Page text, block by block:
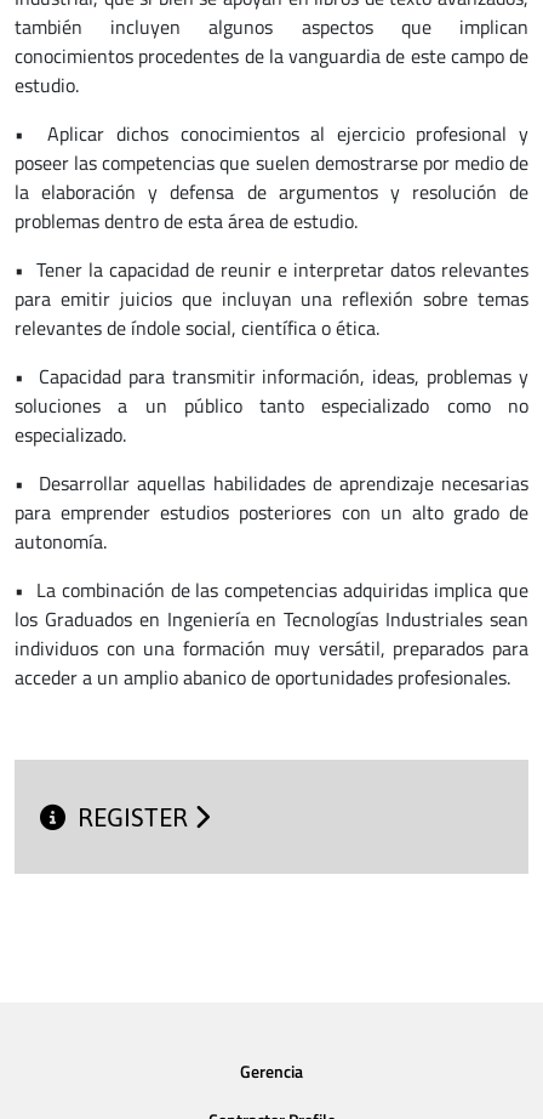
también incluyen algunos aspectos que implican
conocimientos procedentes de la vanguardia de este campo de
estudio.
• Aplicar dichos conocimientos al ejercicio profesional y
poseer las competencias que suelen demostrarse por medio de
la elaboración y defensa de argumentos y resolución de
problemas dentro de esta área de estudio.
• Tener la capacidad de reunir e interpretar datos relevantes
para emitir juicios que incluyan una reflexión sobre temas
relevantes de índole social, científica o ética.
• Capacidad para transmitir información, ideas, problemas y
soluciones a un público tanto especializado como no
especializado.
• Desarrollar aquellas habilidades de aprendizaje necesarias
para emprender estudios posteriores con un alto grado de
autonomía.
• La combinación de las competencias adquiridas implica que
los Graduados en Ingeniería en Tecnologías Industriales sean
individuos con una formación muy versátil, preparados para
acceder a un amplio abanico de oportunidades profesionales.
REGISTER
Gerencia